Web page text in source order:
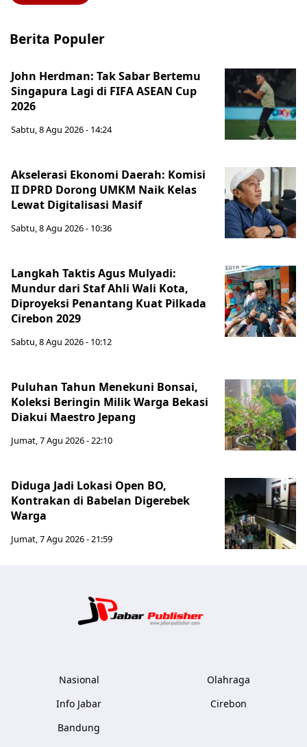
Berita Populer
John Herdman: Tak Sabar Bertemu
Singapura Lagi di FIFA ASEAN Cup
2026
Sabtu, 8 Agu 2026 - 14:24
Akselerasi Ekonomi Daerah: Komisi
II DPRD Dorong UMKM Naik Kelas
Lewat Digitalisasi Masif
Sabtu, 8 Agu 2026 - 10:36
Langkah Taktis Agus Mulyadi:
Mundur dari Staf Ahli Wali Kota,
Diproyeksi Penantang Kuat Pilkada
Cirebon 2029
Sabtu, 8 Agu 2026 - 10:12
Puluhan Tahun Menekuni Bonsai,
Koleksi Beringin Milik Warga Bekasi
Diakui Maestro Jepang
Jumat, 7 Agu 2026 - 22:10
Diduga Jadi Lokasi Open BO,
Kontrakan di Babelan Digerebek
Warga
Jumat, 7 Agu 2026 - 21:59
Nasional
Info Jabar
Bandung
Olahraga
Cirebon